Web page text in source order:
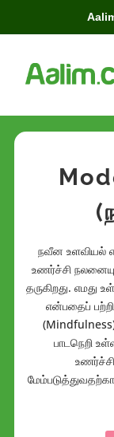
நவீன உளவியல்
உணர்ச்சி
தருகிறது. எமது
என்பதைப்
பாடநெறி